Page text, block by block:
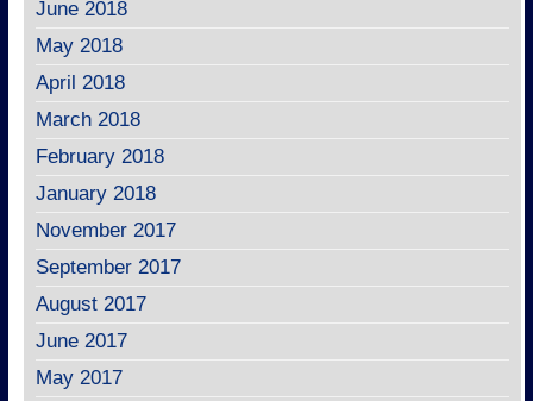
June 2018
May 2018
April 2018
March 2018
February 2018
January 2018
November 2017
September 2017
August 2017
June 2017
May 2017